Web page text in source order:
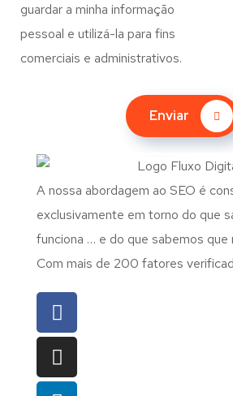
guardar a minha informação
pessoal e utilizá-la para fins
comerciais e administrativos.
Enviar
A nossa abordagem ao SEO é
exclusivamente em torno do que
funciona … e do que sabemos que
Com mais de 200 fatores